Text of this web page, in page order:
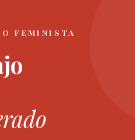
FEMINISTA